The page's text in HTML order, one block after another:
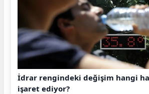
İdrar rengindeki değişim hangi
işaret ediyor?